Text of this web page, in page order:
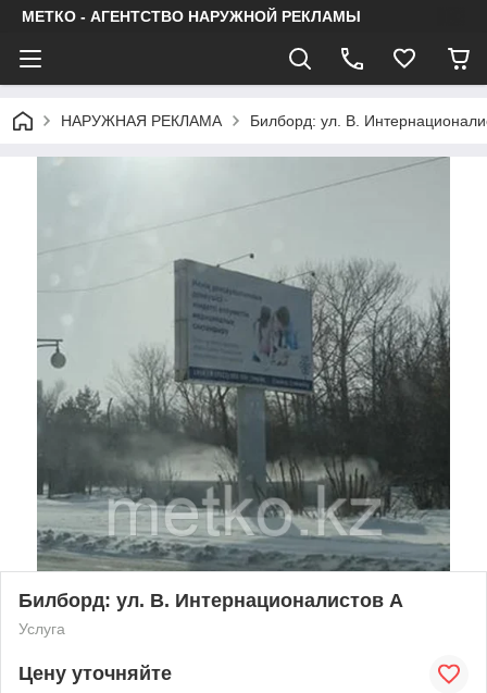
МЕТКО - АГЕНТСТВО НАРУЖНОЙ РЕКЛАМЫ
НАРУЖНАЯ РЕКЛАМА Билборд: ул. В.
Билборд: ул. В. Интернационалистов А
Услуга
Цену уточняйте